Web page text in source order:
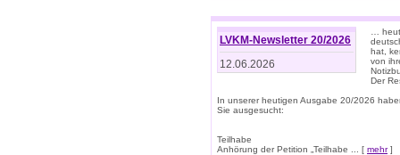
LVKM-Newsletter 20/2026
12.06.2026
…
hat,
von
Der
In unserer heutigen Ausgabe 20/2026
Sie ausgesucht:
Teilhabe
Anhörung der Petition „Teilhabe ... [ mehr]